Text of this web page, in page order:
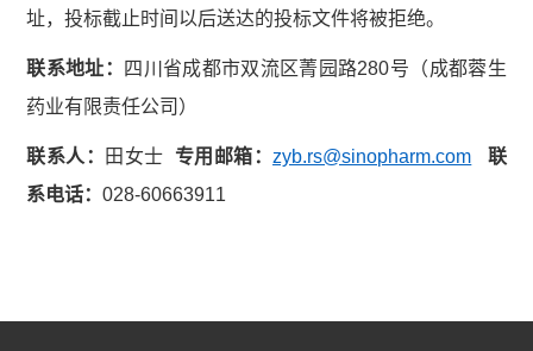
址，投标截止时间以后送达的投标文件将被拒绝。
联系地址：
四川省成都市双流区菁园路280号（成都蓉生
药业有限责任公司）
联系人： 田女士 专用 邮箱 ：zyb.rs@sinopharm.com
联
系电话：028-60663911